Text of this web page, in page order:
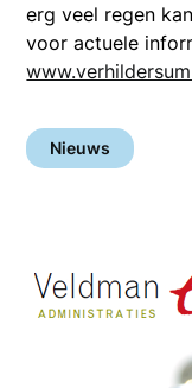
erg veel regen
voor actuele
Nieuws